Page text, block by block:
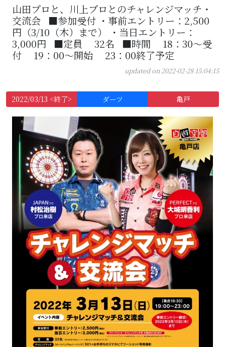
山田プロと、川上プロとのチャレンジマッチ・
交流会 ■参加受付 ・事前エントリー：2,500
円（3/10（木）まで） ・当日エントリー：
3,000円 ■定員 32名 ■時間 18：30～受
付 19：00～開始 23：00終了予定
updated on 2022-02-28 15:04:15
2022/03/13 <終了> ダーツ 亀戸